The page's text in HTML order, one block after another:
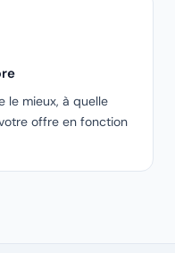
le mieux, à quelle
offre en fonction